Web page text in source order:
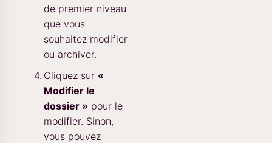
de premier niveau
que vous
souhaitez modifier
ou archiver.
Cliquez sur «
Modifier le
dossier » pour le
modifier. Sinon,
vous pouvez